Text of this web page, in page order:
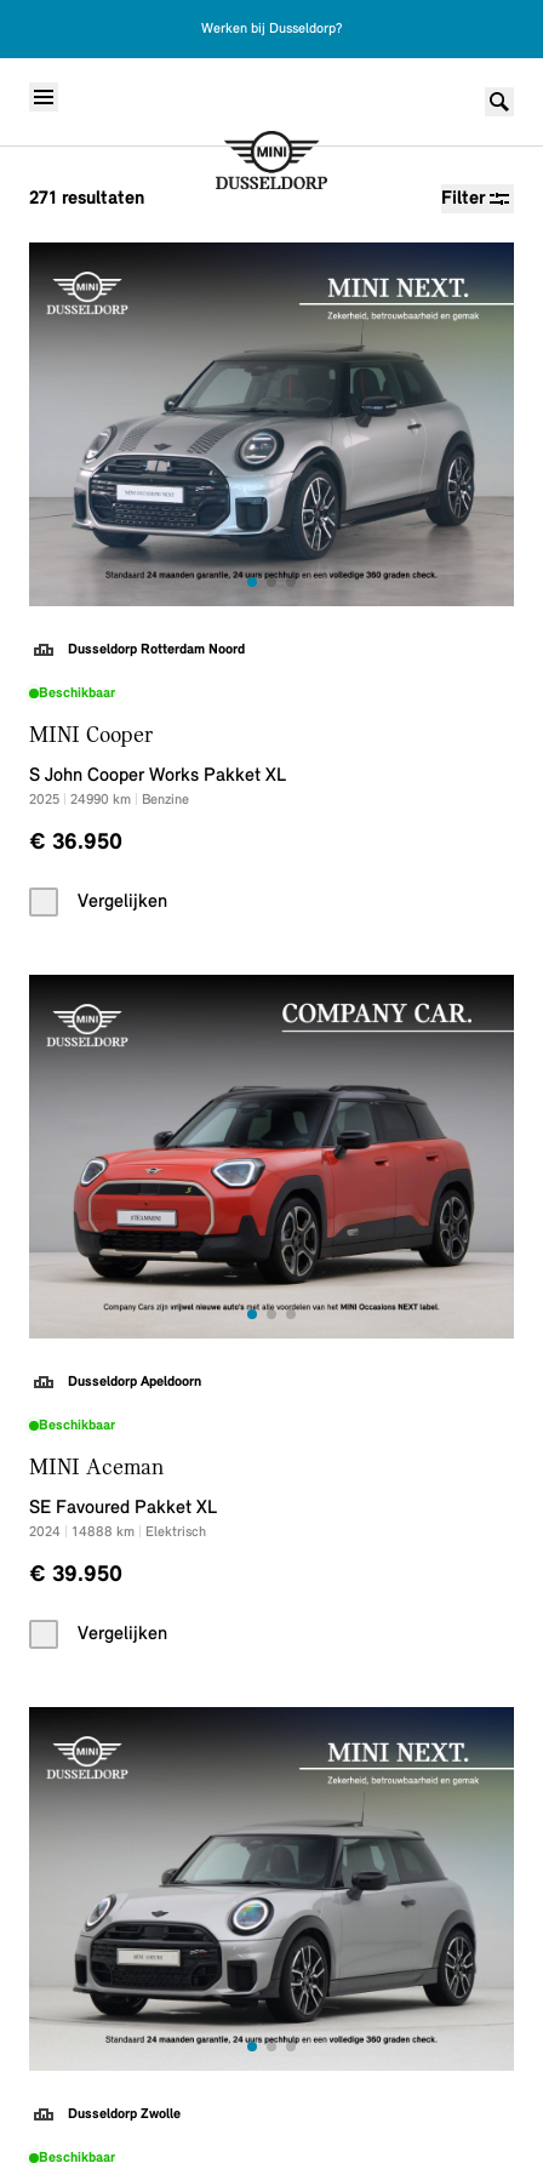
Werken bij Dusseldorp?
271 resultaten Filter
Dusseldorp Rotterdam Noord
Beschikbaar
MINI Cooper
S John Cooper Works Pakket XL
2025 24990 km Benzine
€ 36.950
Vergelijken
Dusseldorp Apeldoorn
Beschikbaar
MINI Aceman
SE Favoured Pakket XL
2024 14888 km Elektrisch
€ 39.950
Vergelijken
Dusseldorp Zwolle
Beschikbaar